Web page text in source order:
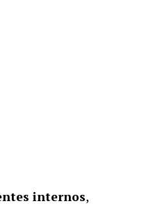
internos,